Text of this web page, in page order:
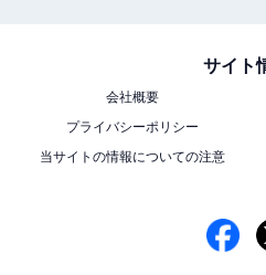
サイト
会社概要
プライバシーポリシー
当サイトの情報についての注意